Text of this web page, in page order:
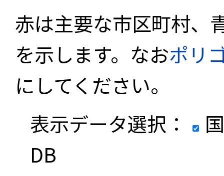
赤は主要な市区町村、
を示します。なおポリ
にしてください。
表示データ選択：
DB